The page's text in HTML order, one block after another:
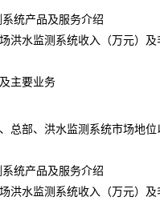
产品及服务介绍
监测系统收入（万元）及
要业务
、洪水监测系统市场地位
产品及服务介绍
监测系统收入（万元）及